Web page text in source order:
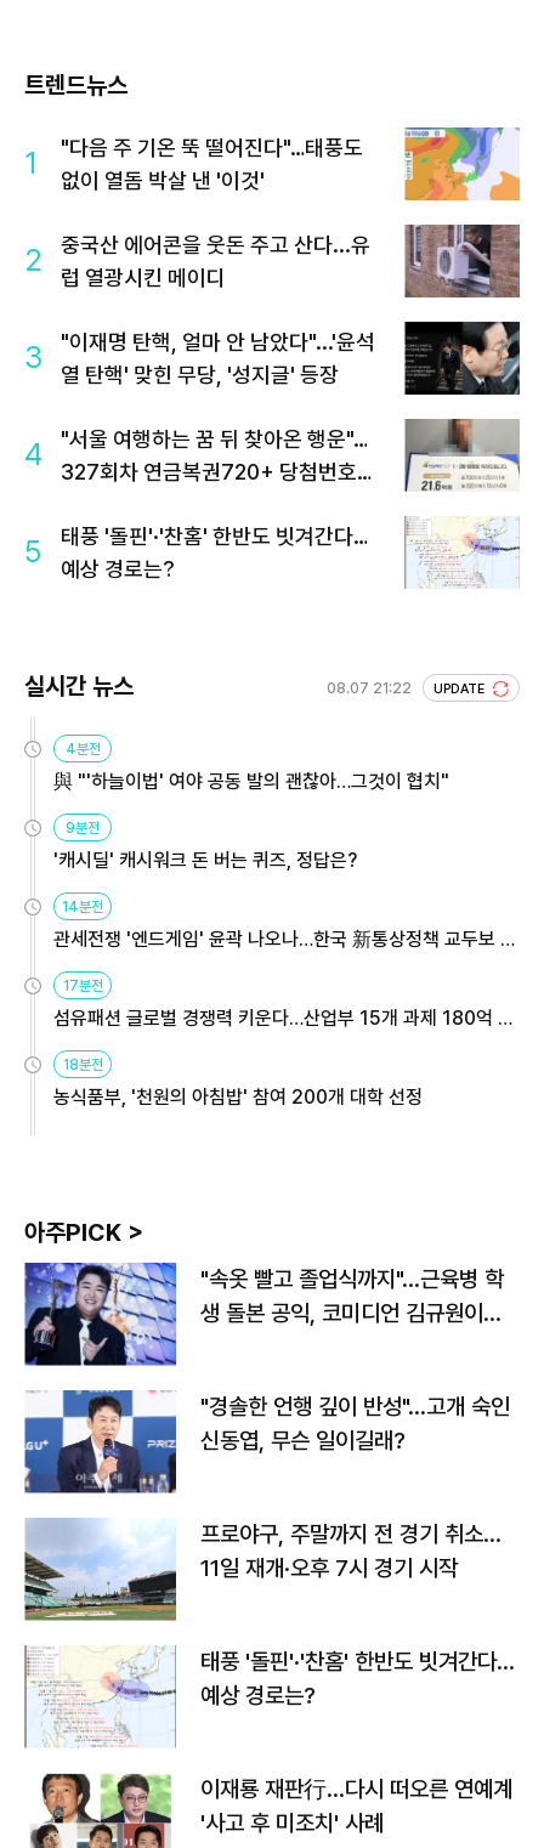
트렌드뉴스
1
"다음 주 기온 뚝 떨어진다"…태풍도
없이 열돔 박살 낸 '이것'
2
중국산 에어콘을 웃돈 주고 산다...유
럽 열광시킨 메이디
3
"이재명 탄핵, 얼마 안 남았다"...'윤석
열 탄핵' 맞힌 무당, '성지글' 등장
4
"서울 여행하는 꿈 뒤 찾아온 행운"…
327회차 연금복권720+ 당첨번호조
5
태풍 '돌핀'·'찬홈' 한반도 빗겨간다…
예상 경로는?
실시간 뉴스 08.07 21:22 UPDATE
4분전
與 "'하늘이법' 여야 공동 발의 괜찮아…그것이 협치"
9분전
'캐시딜' 캐시워크 돈 버는 퀴즈, 정답은?
14분전
관세전쟁 '엔드게임' 윤곽 나오나…한국 新통상정책 교두보 활
17분전
섬유패션 글로벌 경쟁력 키운다…산업부 15개 과제 180억 지
18분전
농식품부, '천원의 아침밥' 참여 200개 대학 선정
아주PICK >
"속옷 빨고 졸업식까지"…근육병 학
생 돌본 공익, 코미디언 김규원이었
"경솔한 언행 깊이 반성"…고개 숙인
신동엽, 무슨 일이길래?
프로야구, 주말까지 전 경기 취소…
11일 재개·오후 7시 경기 시작
태풍 '돌핀'·'찬홈' 한반도 빗겨간다…
예상 경로는?
이재룡 재판行…다시 떠오른 연예계
'사고 후 미조치' 사례